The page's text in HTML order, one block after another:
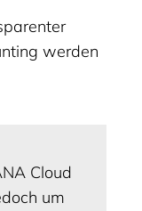
werden
Cloud
um